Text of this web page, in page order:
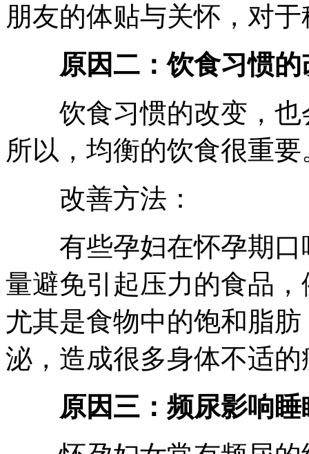
朋友的体贴与关怀，对
原因二：饮食习惯的
饮食习惯的改变，也
所以，均衡的饮食很重要
改善方法：
有些孕妇在怀孕期口
量避免引起压力的食品
尤其是食物中的饱和脂
泌，造成很多身体不适的
原因三：频尿影响睡